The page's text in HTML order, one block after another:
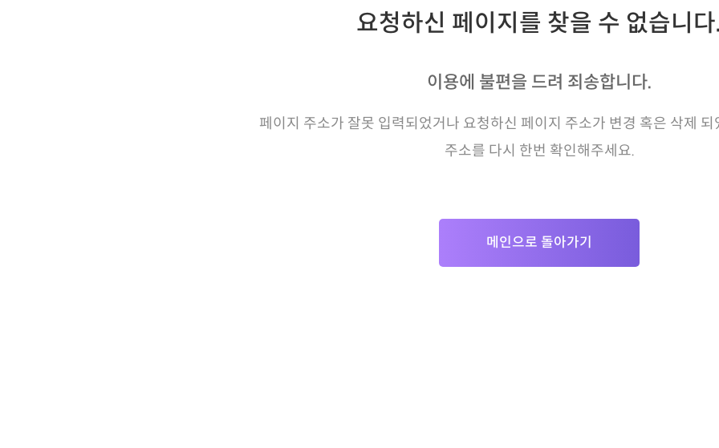
요청하신 페이지를 찾을 수 없습니다.
이용에 불편을 드려 죄송합니다.
페이지 주소가 잘못 입력되었거나 요청하신 페이지 주소가 변경 혹은 삭제 되
주소를 다시 한번 확인해주세요.
메인으로 돌아가기